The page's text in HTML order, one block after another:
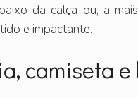
da calça ou, a
e impactante.
camiseta